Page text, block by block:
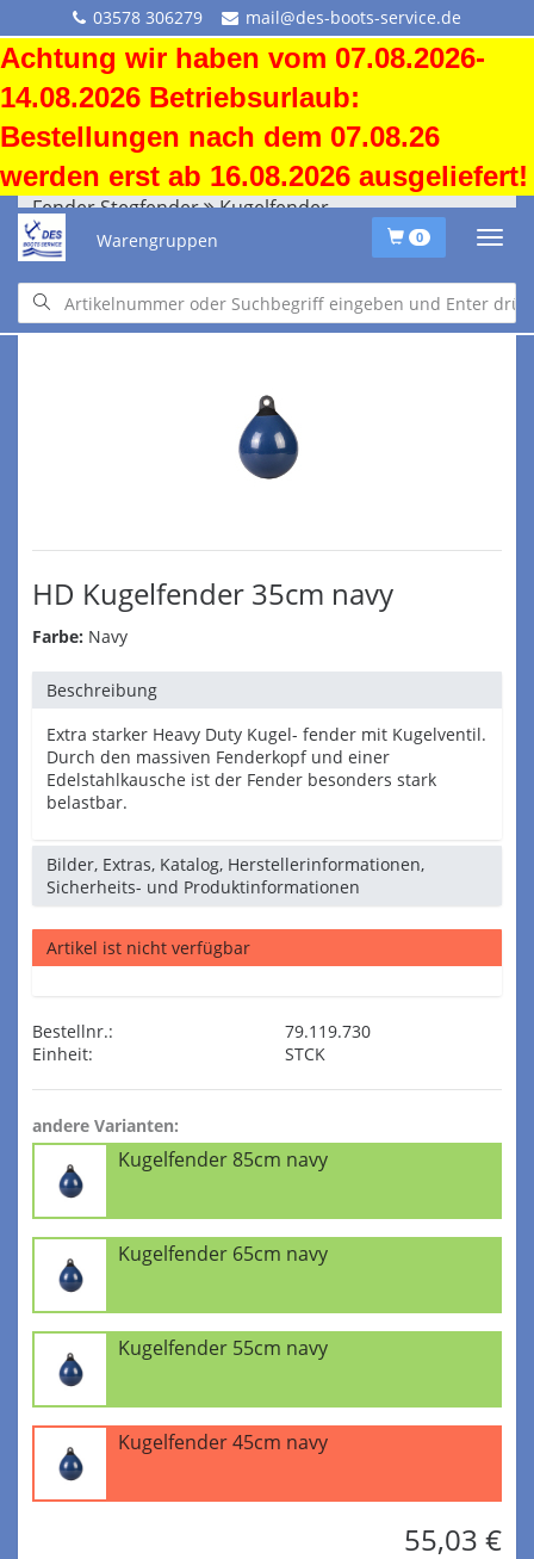
03578 306279 mail@des-boots-service.de
Achtung wir haben vom 07.08.2026-
14.08.2026 Betriebsurlaub:
Bestellungen nach dem 07.08.26
werden erst ab 16.08.2026 ausgeliefert!
Warengruppen 0
Fender Stegfender Kugelfender
Fender Stegfender Kugelfender
HD Kugelfender 35cm navy
Farbe: Navy
Beschreibung
Extra starker Heavy Duty Kugel- fender mit Kugelventil.
Durch den massiven Fenderkopf und einer
Edelstahlkausche ist der Fender besonders stark
belastbar.
Bilder, Extras, Katalog, Herstellerinformationen,
Sicherheits- und Produktinformationen
Artikel ist nicht verfügbar
Bestellnr.:
79.119.730
Einheit:
STCK
andere Varianten:
Kugelfender 85cm navy
Kugelfender 65cm navy
Kugelfender 55cm navy
Kugelfender 45cm navy
55,03 €